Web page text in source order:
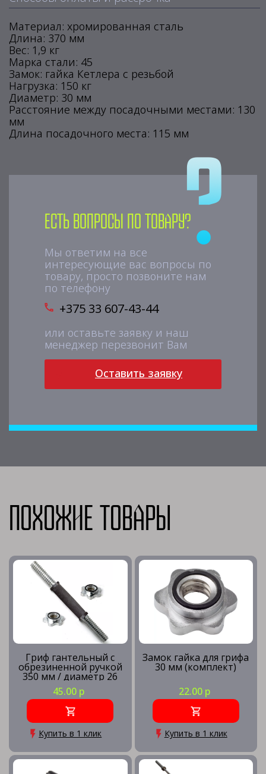
Материал: хромированная сталь
Длина: 370 мм
Вес: 1,9 кг
Марка стали: 45
Замок: гайка Кетлера с резьбой
Нагрузка: 150 кг
Диаметр: 30 мм
Расстояние между посадочными местами: 130
мм
Длина посадочного места: 115 мм
Есть вопросы по товару?
Мы ответим на все
интересующие вас вопросы по
товару, просто позвоните нам
по телефону
+375 33 607-43-44
или оставьте заявку и наш
менеджер перезвонит Вам
Оставить заявку
Похожие товары
Гриф гантельный с
обрезиненной ручкой
350 мм / диаметр 26
мм
45.00 р
Купить в 1 клик
Замок гайка для грифа
30 мм (комплект)
22.00 р
Купить в 1 клик